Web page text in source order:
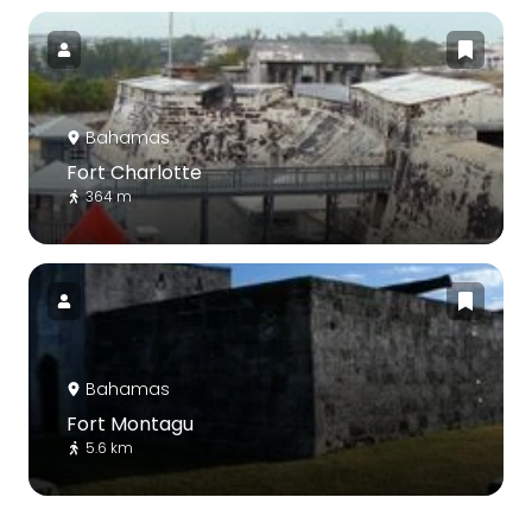
Bahamas
Fort Charlotte
364 m
Bahamas
Fort Montagu
5.6 km